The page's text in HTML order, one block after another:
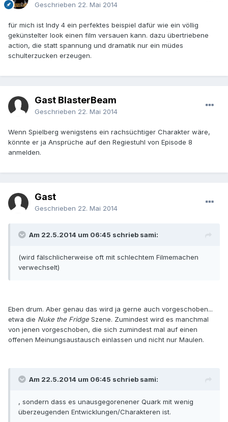
Geschrieben 22. Mai 2014
für mich ist Indy 4 ein perfektes beispiel dafür wie ein völlig
gekünstelter look einen film versauen kann. dazu übertriebene
action, die statt spannung und dramatik nur ein müdes
schulterzucken erzeugen.
Gast BlasterBeam
Geschrieben 22. Mai 2014
Wenn Spielberg wenigstens ein rachsüchtiger Charakter wäre,
könnte er ja Ansprüche auf den Regiestuhl von Episode 8
anmelden.
Gast
Geschrieben 22. Mai 2014
Am 22.5.2014 um 06:45 schrieb sami:
(wird fälschlicherweise oft mit schlechtem Filmemachen
verwechselt)
Eben drum. Aber genau das wird ja gerne auch vorgeschoben...
etwa die Nuke the Fridge Szene. Zumindest wird es manchmal
von jenen vorgeschoben, die sich zumindest mal auf einen
offenen Meinungsaustausch einlassen und nicht nur Maulen.
Am 22.5.2014 um 06:45 schrieb sami:
, sondern dass es unausgegorenener Quark mit wenig
überzeugenden Entwicklungen/Charakteren ist.